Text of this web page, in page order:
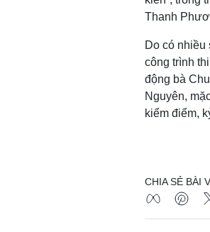
Thanh
Do có nhiều
công trình
động bà
Nguyên,
kiểm điểm,
CHIA SẺ BÀI